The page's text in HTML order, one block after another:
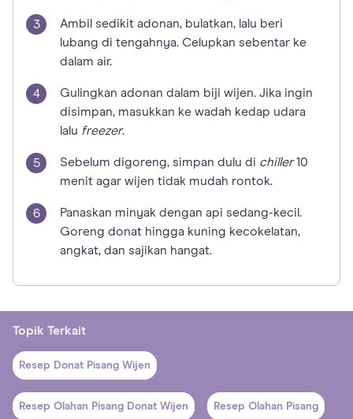
Ambil sedikit adonan, bulatkan, lalu beri
lubang di tengahnya. Celupkan sebentar ke
dalam air.
Gulingkan adonan dalam biji wijen. Jika ingin
disimpan, masukkan ke wadah kedap udara
lalu freezer.
Sebelum digoreng, simpan dulu di chiller10
menit agar wijen tidak mudah rontok.
Panaskan minyak dengan api sedang-kecil.
Goreng donat hingga kuning kecokelatan,
angkat, dan sajikan hangat.
Topik Terkait
Resep Donat Pisang Wijen
Resep Olahan Pisang Donat Wijen Resep Olahan Pisang